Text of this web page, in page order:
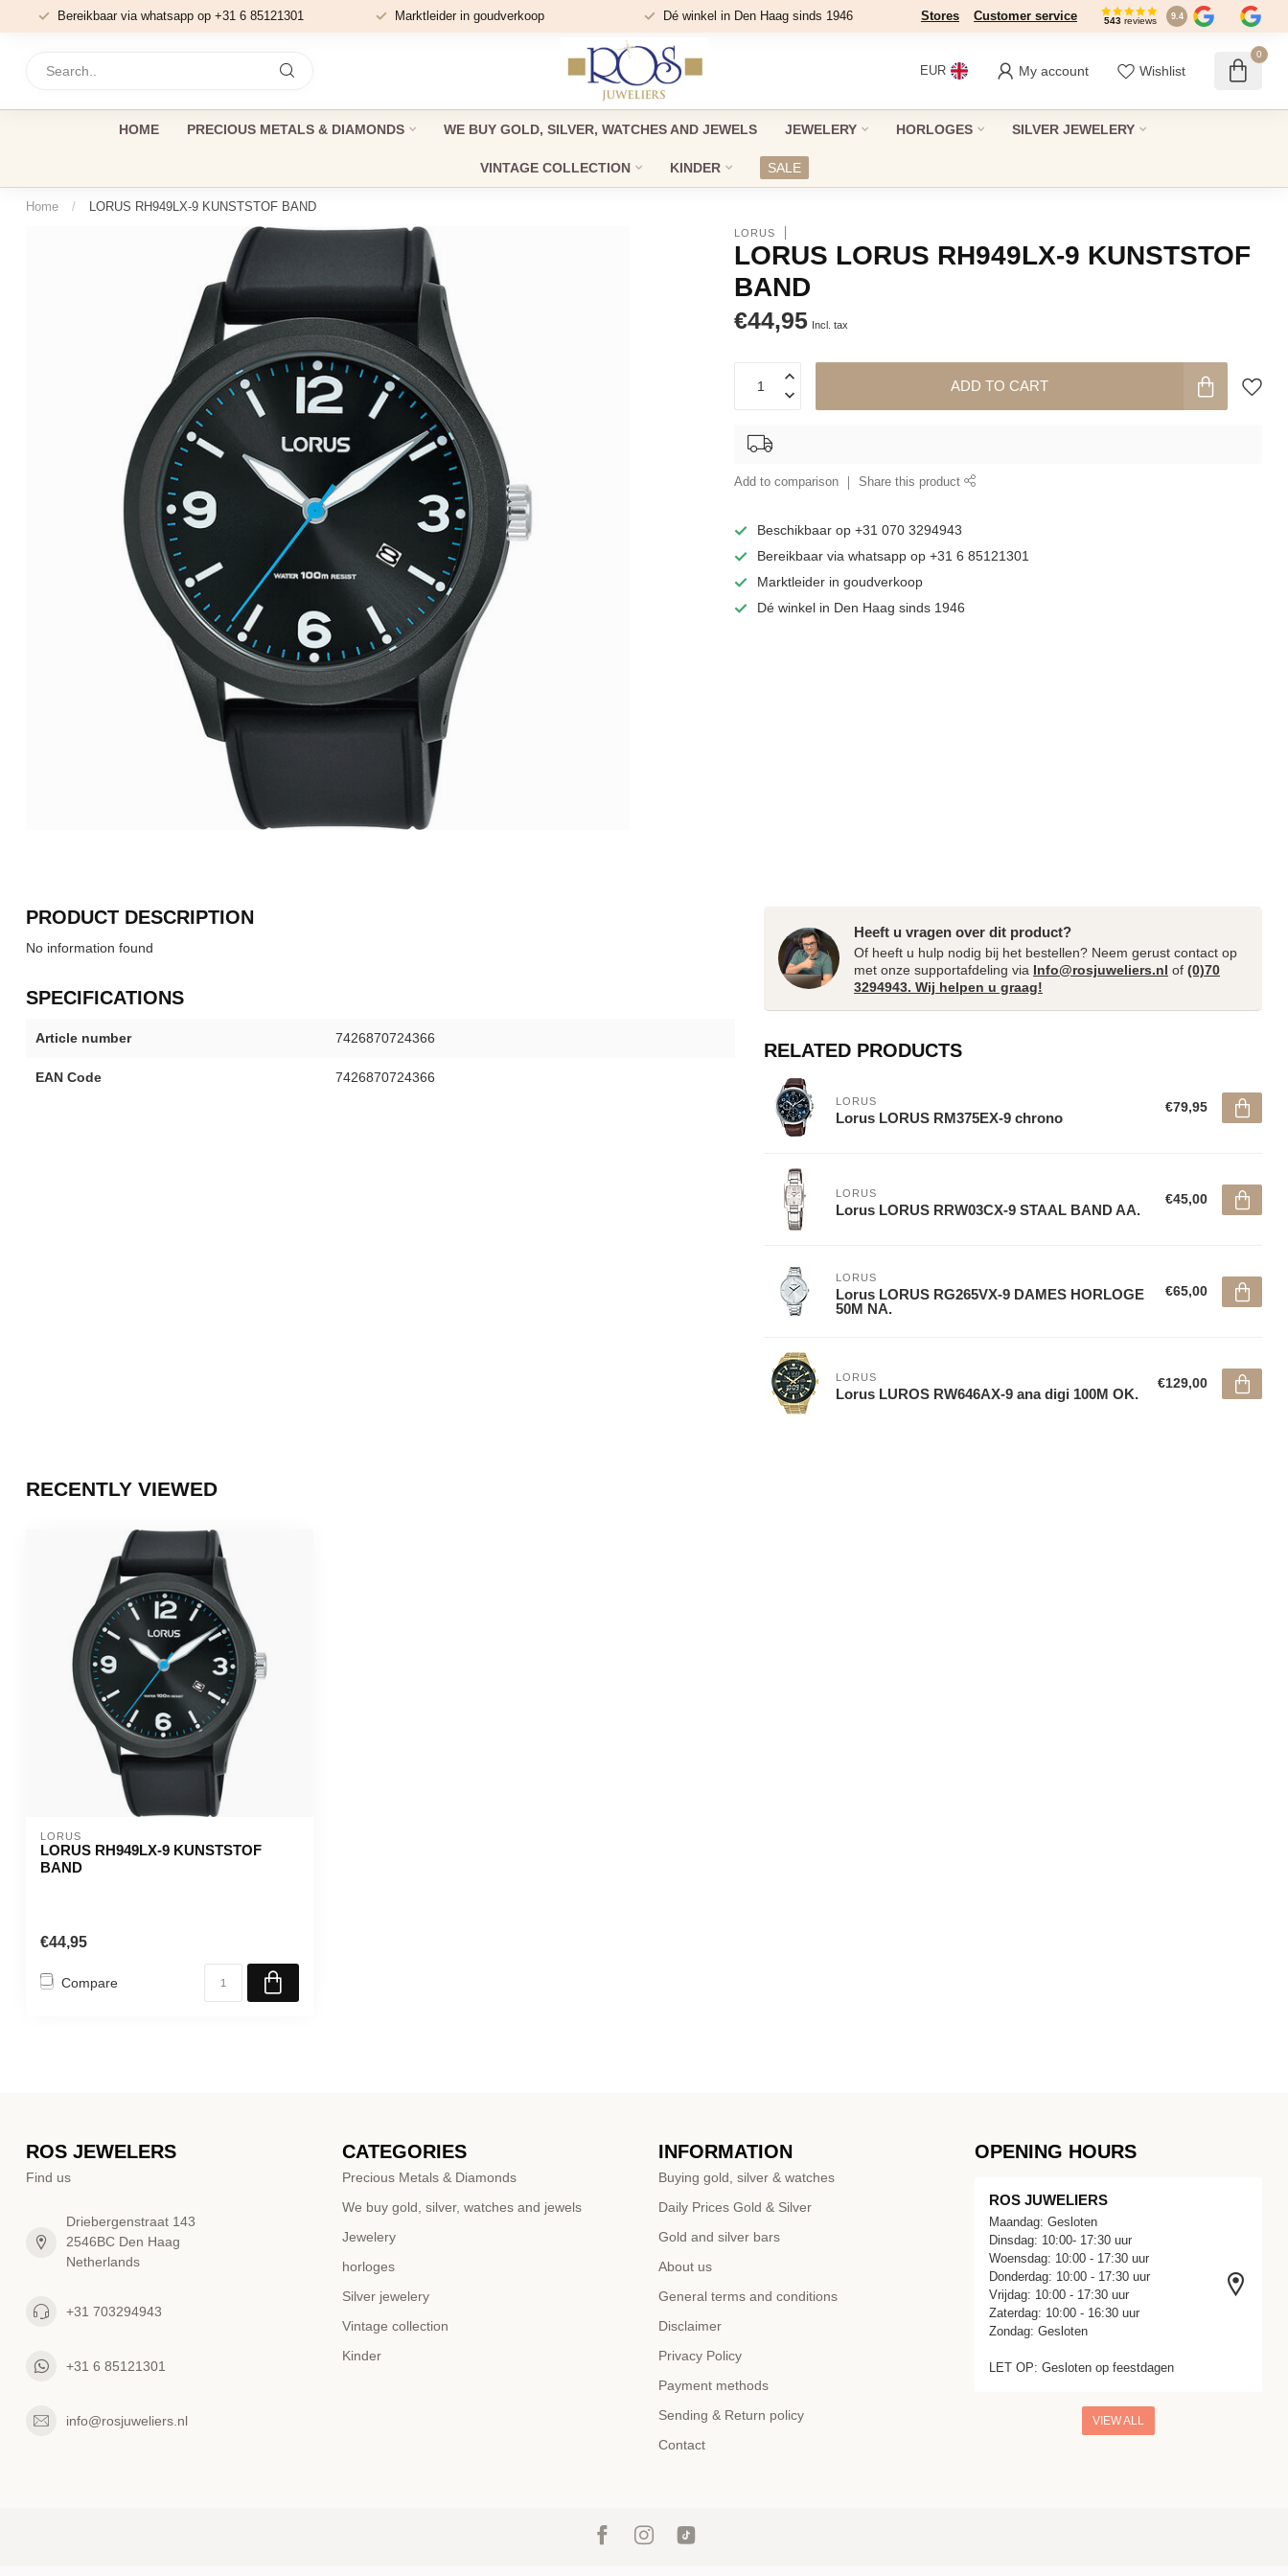
Bereikbaar via whatsapp op +31 6 85121301 Marktleider in goudverkoop Dé winkel in Den Haag sinds 1946 Stores Customer service 543 reviews 9.4
EUR My account Wishlist
0
HOME PRECIOUS METALS & DIAMONDS WE BUY GOLD, SILVER, WATCHES AND JEWELS JEWELERY HORLOGES SILVER JEWELERY
VINTAGE COLLECTION KINDER SALE
Home / LORUS RH949LX-9 KUNSTSTOF BAND
LORUS
LORUS LORUS RH949LX-9 KUNSTSTOF
BAND
€44,95 Incl. tax
ADD TO CART
Add to comparison Share this product
Beschikbaar op +31 070 3294943
Bereikbaar via whatsapp op +31 6 85121301
Marktleider in goudverkoop
Dé winkel in Den Haag sinds 1946
PRODUCT DESCRIPTION
No information found
SPECIFICATIONS
Article number 7426870724366
EAN Code 7426870724366
Heeft u vragen over dit product?
Of heeft u hulp nodig bij het bestellen? Neem gerust contact op
met onze supportafdeling via Info@rosjuweliers.nl of (0)70
3294943. Wij helpen u graag!
RELATED PRODUCTS
LORUS
Lorus LORUS RM375EX-9 chrono
€79,95
LORUS
Lorus LORUS RRW03CX-9 STAAL BAND AA.
€45,00
LORUS
Lorus LORUS RG265VX-9 DAMES HORLOGE
50M NA.
€65,00
LORUS
Lorus LUROS RW646AX-9 ana digi 100M OK.
€129,00
RECENTLY VIEWED
LORUS
LORUS RH949LX-9 KUNSTSTOF
BAND
€44,95
Compare
ROS JEWELERS
Find us
Driebergenstraat 143
2546BC Den Haag
Netherlands
+31 703294943
+31 6 85121301
info@rosjuweliers.nl
CATEGORIES
Precious Metals & Diamonds
We buy gold, silver, watches and jewels
Jewelery
horloges
Silver jewelery
Vintage collection
Kinder
INFORMATION
Buying gold, silver & watches
Daily Prices Gold & Silver
Gold and silver bars
About us
General terms and conditions
Disclaimer
Privacy Policy
Payment methods
Sending & Return policy
Contact
OPENING HOURS
ROS JUWELIERS
Maandag: Gesloten
Dinsdag: 10:00- 17:30 uur
Woensdag: 10:00 - 17:30 uur
Donderdag: 10:00 - 17:30 uur
Vrijdag: 10:00 - 17:30 uur
Zaterdag: 10:00 - 16:30 uur
Zondag: Gesloten
LET OP: Gesloten op feestdagen
VIEW ALL